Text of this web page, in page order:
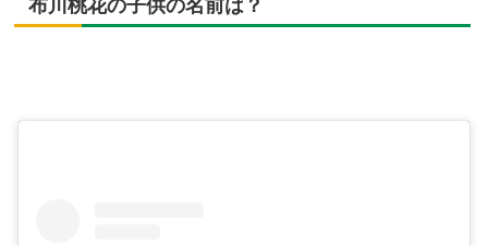
布川桃花の子供の名前は？